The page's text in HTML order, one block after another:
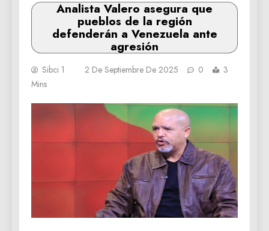
Analista Valero asegura que
pueblos de la región
defenderán a Venezuela ante
agresión
Sibci 1 2 De Septiembre De 2025 0
3
Mins